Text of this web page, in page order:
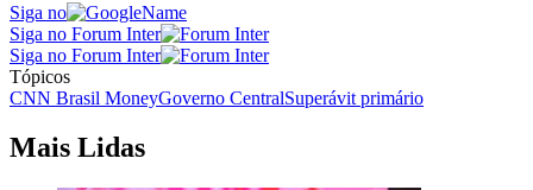
Siga no
Siga no Forum Inter
Siga no Forum Inter
Tópicos
CNN Brasil MoneyGoverno CentralSuperávit primário
Mais Lidas